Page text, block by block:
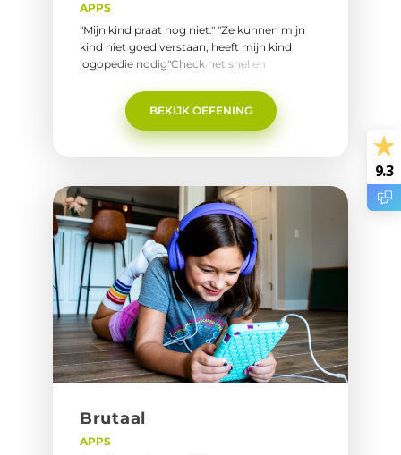
APPS
"Mijn kind praat nog niet." "Ze kunnen mijn
kind niet goed verstaan, heeft mijn kind
logopedie nodig"Check het snel en
de App pagina.
BEKIJK OEFENING
Bru­taal
APPS
9.3